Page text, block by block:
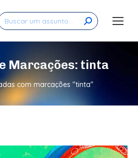
Marcações: tinta
com marcações "tinta"